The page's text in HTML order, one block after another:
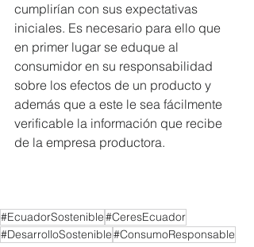
cumplirían con sus expectativas
iniciales. Es necesario para ello que
en primer lugar se eduque al
consumidor en su responsabilidad
sobre los efectos de un producto y
además que a este le sea fácilmente
verificable la información que recibe
de la empresa productora.
#EcuadorSostenible#CeresEcuador
#DesarrolloSostenible#ConsumoResponsable